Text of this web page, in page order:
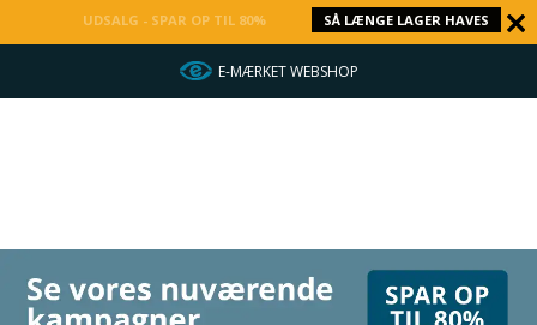
UDSALG - SPAR OP TIL 80% SÅ LÆNGE LAGER HAVES
E-MÆRKET WEBSHOP